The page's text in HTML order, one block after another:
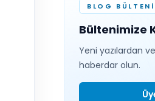
BLOG BÜLTENI
Bültenimize
Yeni yazılardan
haberdar olun.